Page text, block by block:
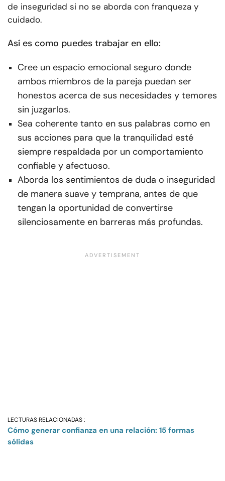
de inseguridad si no se aborda con franqueza y
cuidado.
Así es como puedes trabajar en ello:
Cree un espacio emocional seguro donde
ambos miembros de la pareja puedan ser
honestos acerca de sus necesidades y temores
sin juzgarlos.
Sea coherente tanto en sus palabras como en
sus acciones para que la tranquilidad esté
siempre respaldada por un comportamiento
confiable y afectuoso.
Aborda los sentimientos de duda o inseguridad
de manera suave y temprana, antes de que
tengan la oportunidad de convertirse
silenciosamente en barreras más profundas.
LECTURAS RELACIONADAS :
Cómo generar confianza en una relación: 15 formas
sólidas